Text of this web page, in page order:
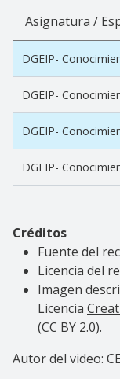
Asignatura /
DGEIP-
DGEIP-
DGEIP-
DGEIP-
Créditos
Fuente del
Licencia del
Imagen
Licencia
(CC BY 2.0).
Autor del video: